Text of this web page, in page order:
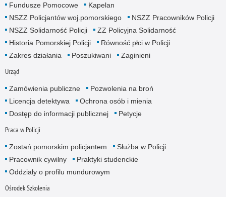
Fundusze Pomocowe
Kapelan
NSZZ Policjantów woj.pomorskiego
NSZZ Pracowników Policji
NSZZ Solidarność Policji
ZZ Policyjna Solidarność
Historia Pomorskiej Policji
Równość płci w Policji
Zakres działania
Poszukiwani Zaginieni
Urząd
Zamówienia publiczne
Pozwolenia na broń
Licencja detektywa
Ochrona osób i mienia
Dostęp do informacji publicznej
Petycje
Praca w Policji
Zostań pomorskim policjantem
Służba w Policji
Pracownik cywilny
Praktyki studenckie
Oddziały o profilu mundurowym
Ośrodek Szkolenia